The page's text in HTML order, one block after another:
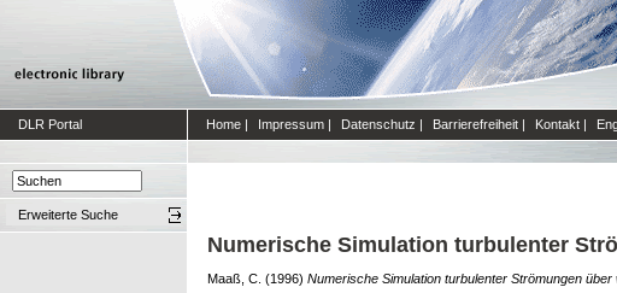
DLR Portal Home | Impressum | Datenschutz | Barrierefreiheit | Kontakt |
Erweiterte Suche
Numerische Simulation turbulenter
Maaß, C. (1996) Numerische Simulation turbulenter Strömungen über